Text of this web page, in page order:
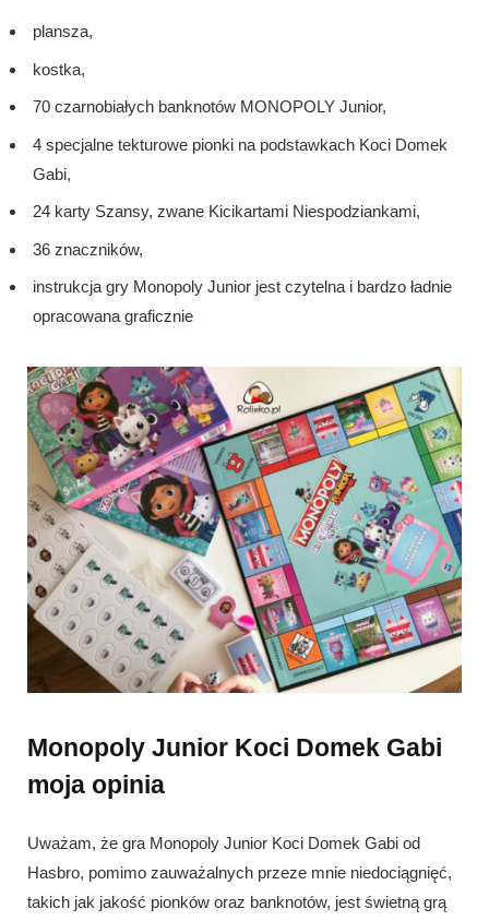
plansza,
kostka,
70 czarnobiałych banknotów MONOPOLY Junior,
4 specjalne tekturowe pionki na podstawkach Koci Domek
Gabi,
24 karty Szansy, zwane Kicikartami Niespodziankami,
36 znaczników,
instrukcja gry Monopoly Junior jest czytelna i bardzo ładnie
opracowana graficznie
Monopoly Junior Koci Domek Gabi
moja opinia
Uważam, że gra Monopoly Junior Koci Domek Gabi od
Hasbro, pomimo zauważalnych przeze mnie niedociągnięć,
takich jak jakość pionków oraz banknotów, jest świetną grą